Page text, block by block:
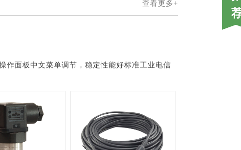
查看更多+
作面板中文菜单调节，稳定性能好标准工业电信